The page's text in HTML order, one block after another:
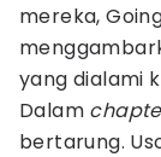
mereka,
yang dialami
Dalam
bertarung.